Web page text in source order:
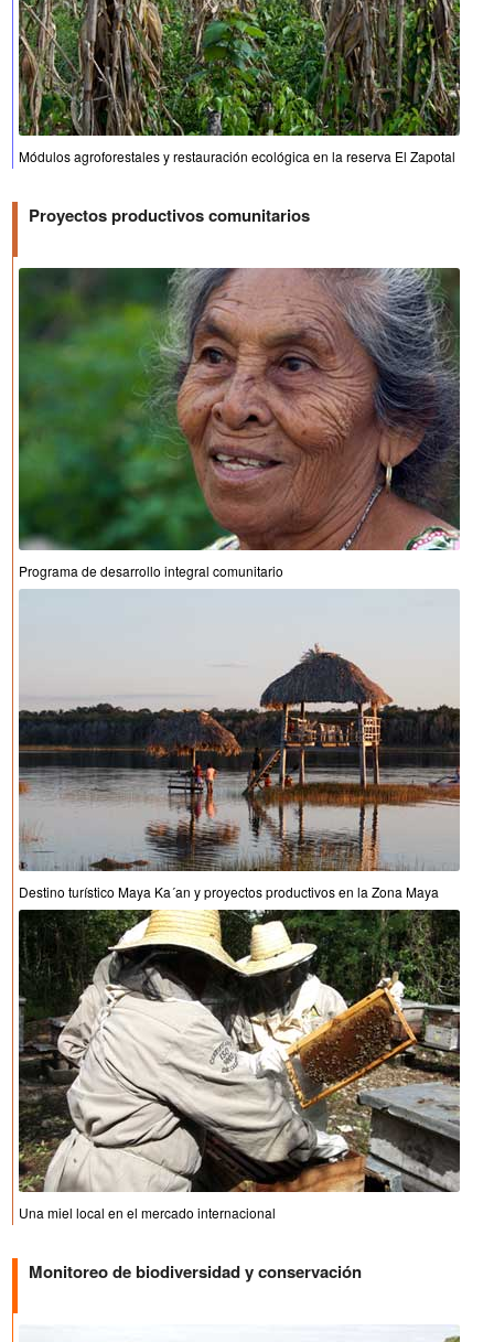
Módulos agroforestales y restauración ecológica en la reserva El Zapotal
Proyectos productivos comunitarios
Programa de desarrollo integral comunitario
Destino turístico Maya Ka´an y proyectos productivos en la Zona Maya
Una miel local en el mercado internacional
Monitoreo de biodiversidad y conservación